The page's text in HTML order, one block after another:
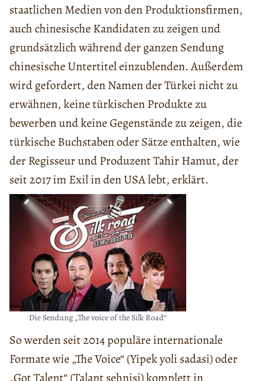
staatlichen Medien von den Produktionsfirmen,
auch chinesische Kandidaten zu zeigen und
grundsätzlich während der ganzen Sendung
chinesische Untertitel einzublenden. Außerdem
wird gefordert, den Namen der Türkei nicht zu
erwähnen, keine türkischen Produkte zu
bewerben und keine Gegenstände zu zeigen, die
türkische Buchstaben oder Sätze enthalten, wie
der Regisseur und Produzent Tahir Hamut, der
seit 2017 im Exil in den USA lebt, erklärt.
Die Sendung „The voice of the Silk Road“
So werden seit 2014 populäre internationale
Formate wie „The Voice“ (Yipek yoli sadasi) oder